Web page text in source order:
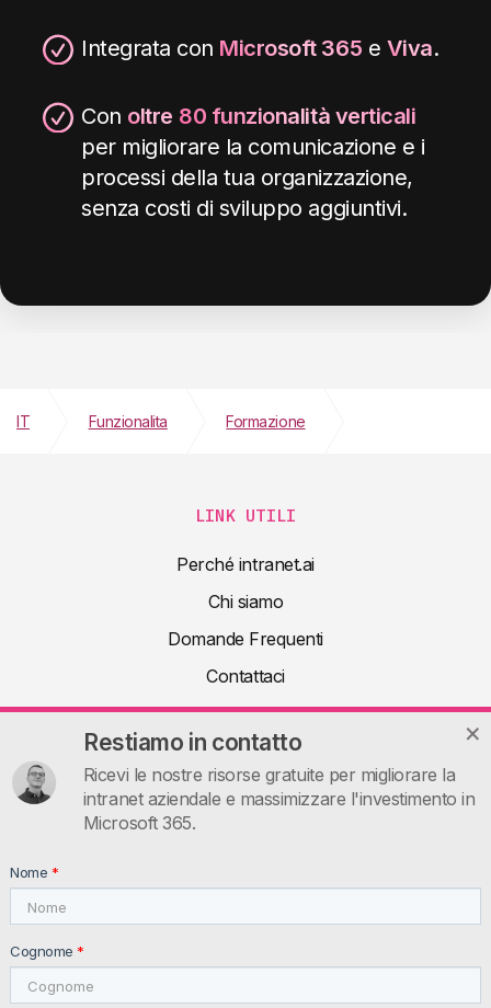
Integrata con Microsoft 365 e Viva.
Con oltre 80 funzionalità verticali
per migliorare la comunicazione e i
processi della tua organizzazione,
senza costi di sviluppo aggiuntivi.
Restiamo in contatto
Ricevi le nostre risorse gratuite per migliorare la
intranet aziendale e massimizzare l'investimento in
Microsoft 365.
Nome *
Cognome *
IT Funzionalita Formazione
LINK UTILI
Perché intranet.ai
Chi siamo
Domande Frequenti
Contattaci
Prenota una demo
Risorse utili
Guide
intranet.ai s.r.l. - Via Fabio Filzi, 5 - 20124 Milano MI - Italia
P.IVA: IT11172630961, Tel: +39 02 39 29 5655